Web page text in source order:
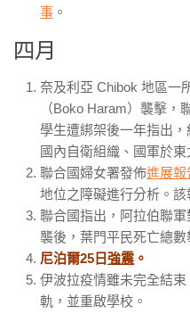
事 。
四月
奈及利亞 Chibok 地區一
（Boko Haram）襲擊，
學生遭綁架後一年指出，
國內自衛組織、國軍於
聯合國婦女署發佈進展報
地位之障礙進行分析。該
聯合國指出，阿拉伯聯
襲後，葉門平民死亡總數
尼泊爾25日強震 。
伊波拉疫情雖未完全結
軌，並重啟學校。